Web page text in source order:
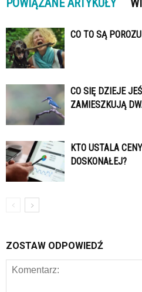
POWIĄZANE ARTYKUŁY
CO TO SĄ
CO SIĘ DZIEJE
ZAMIESZKUJĄ
KTO USTALA
DOSKONAŁEJ?
ZOSTAW ODPOWIEDŹ